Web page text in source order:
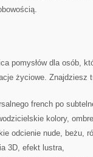
pomysłów dla osób,
życiowe. Znajdziesz
french po
kolory,
odcienie nude, beżu,
3D, efekt lustra,